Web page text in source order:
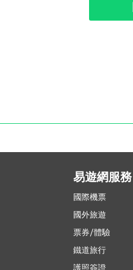
易遊網服務
國際機票
國外旅遊
票券/體驗
鐵道旅行
護照簽證